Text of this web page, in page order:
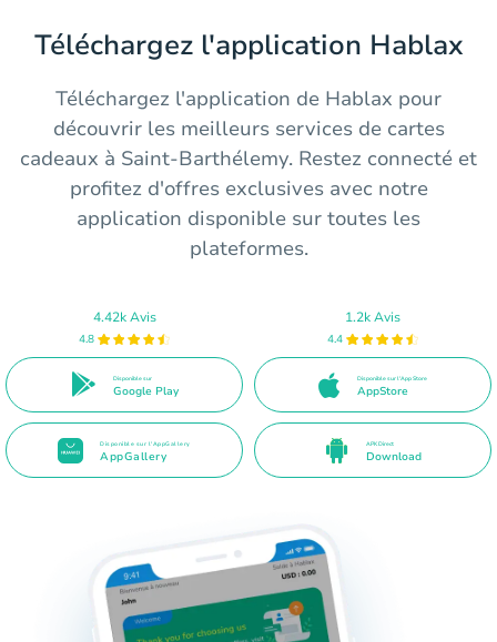
Téléchargez l'application Hablax
Téléchargez l'application de Hablax pour
découvrir les meilleurs services de cartes
cadeaux à Saint-Barthélemy. Restez connecté et
profitez d'offres exclusives avec notre
application disponible sur toutes les
plateformes.
4.42k Avis
4.8
Disponible sur
Google Play
1.2k Avis
4.4
Disponible sur l'App Store
AppStore
Disponible sur l'AppGallery
AppGallery
APK Direct
Download